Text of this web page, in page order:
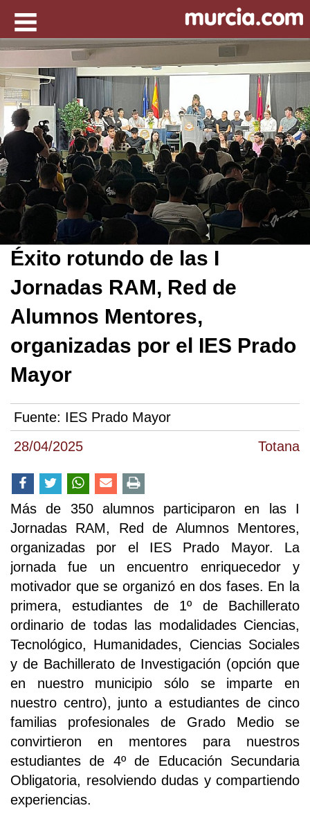
28/04/2025 Totana
Éxito rotundo de las I
Jornadas RAM, Red de
Alumnos Mentores,
organizadas por el IES Prado
Mayor
Fuente: IES Prado Mayor
Más de 350 alumnos participaron en las I
Jornadas RAM, Red de Alumnos Mentores,
organizadas por el IES Prado Mayor. La
jornada fue un encuentro enriquecedor y
motivador que se organizó en dos fases. En la
primera, estudiantes de 1º de Bachillerato
ordinario de todas las modalidades Ciencias,
Tecnológico, Humanidades, Ciencias Sociales
y de Bachillerato de Investigación (opción que
en nuestro municipio sólo se imparte en
nuestro centro), junto a estudiantes de cinco
familias profesionales de Grado Medio se
convirtieron en mentores para nuestros
estudiantes de 4º de Educación Secundaria
Obligatoria, resolviendo dudas y compartiendo
experiencias.